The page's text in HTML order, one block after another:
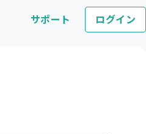
サポート ログイン